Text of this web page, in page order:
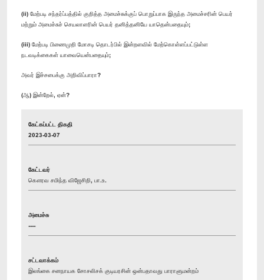
(ii) மேற்படி சந்தர்ப்பத்தில் குறித்த அமைச்சுக்குப் பொறுப்பாக இருந்த அமைச்சரின் பெயர்
மற்றும் அமைச்சுச் செயலாளரின் பெயர் தனித்தனியே யாதென்பதையும்;
(iii) மேற்படி பிணைமுறி மோசடி தொடர்பில் இன்றளவில் மேற்கொள்ளப்பட்டுள்ள
நடவடிக்கைகள் யாவையென்பதையும்;
அவர் இச்சபைக்கு அறிவிப்பாரா?
(ஆ) இன்றேல், ஏன்?
கேட்கப்பட்ட திகதி
2023-03-07
கேட்டவர்
கௌரவ சமிந்த விஜேசிறி, பா.உ.
அமைச்சு
----
சட்டவாக்கம்
இலங்கை சனநாயக சோசலிசக் குடியரசின் ஒன்பதாவது பாராளுமன்றம்